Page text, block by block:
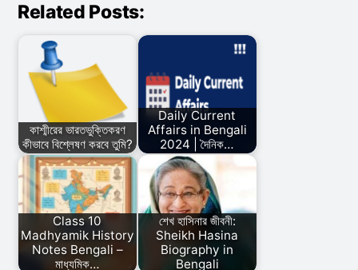
Related Posts:
কাশ্মীরের ভারতভুক্তিকরণ
কীভাবে বিশ্লেষণ করবে তুমি?
Daily Current
Affairs in Bengali
2024 | দৈনিক…
Class 10
Madhyamik History
Notes Bengali –
মাধ্যমিক…
শেখ হাসিনার জীবনী:
Sheikh Hasina
Biography in
Bengali